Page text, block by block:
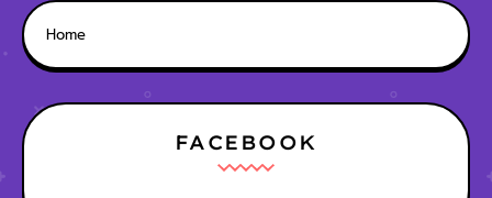
Home
FACEBOOK